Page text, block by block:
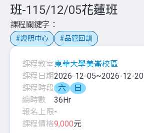
班-115/12/05花蓮班
課程關鍵字
證照中心 品管回訓
課程教室東華大學美崙校區
課程日期2026-12-05~2026-12-20
課程時段 六
日
總時數
36Hr
報名上限-
課程價格9,000元